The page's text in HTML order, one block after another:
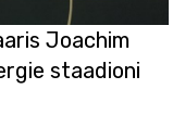
Joachim
staadioni